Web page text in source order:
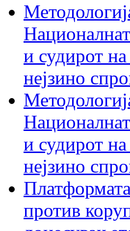
и судирот
нејзино
и судирот
нејзино
против